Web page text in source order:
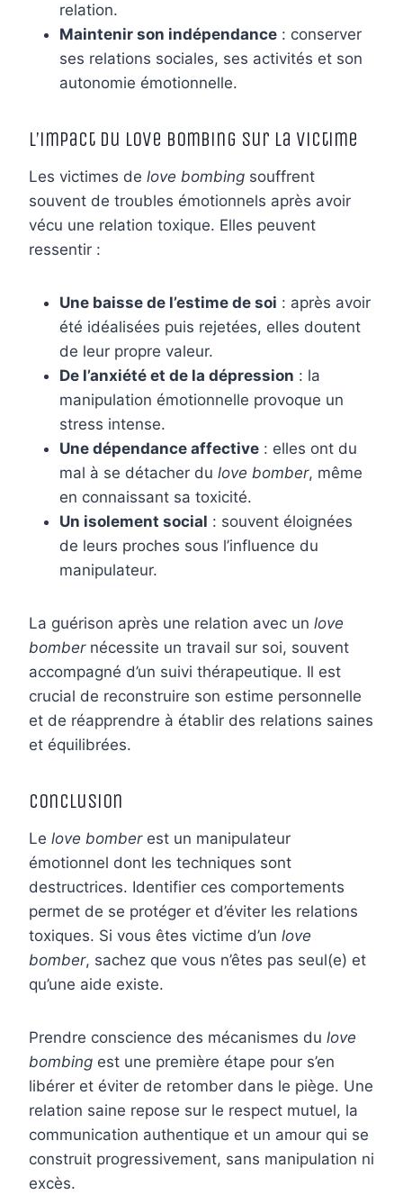
relation.
Maintenir son indépendance : conserver
ses relations sociales, ses activités et son
autonomie émotionnelle.
L’impact du love bombing sur la victime
Les victimes de love bombing souffrent
souvent de troubles émotionnels après avoir
vécu une relation toxique. Elles peuvent
ressentir :
Une baisse de l’estime de soi : après avoir
été idéalisées puis rejetées, elles doutent
de leur propre valeur.
De l’anxiété et de la dépression : la
manipulation émotionnelle provoque un
stress intense.
Une dépendance affective : elles ont du
mal à se détacher du love bomber, même
en connaissant sa toxicité.
Un isolement social : souvent éloignées
de leurs proches sous l’influence du
manipulateur.
La guérison après une relation avec un love
bombernécessite un travail sur soi, souvent
accompagné d’un suivi thérapeutique. Il est
crucial de reconstruire son estime personnelle
et de réapprendre à établir des relations saines
et équilibrées.
Conclusion
Le love bomberest un manipulateur
émotionnel dont les techniques sont
destructrices. Identifier ces comportements
permet de se protéger et d’éviter les relations
toxiques. Si vous êtes victime d’un love
bomber, sachez que vous n’êtes pas seul(e) et
qu’une aide existe.
Prendre conscience des mécanismes du love
bombing est une première étape pour s’en
libérer et éviter de retomber dans le piège. Une
relation saine repose sur le respect mutuel, la
communication authentique et un amour qui se
construit progressivement, sans manipulation ni
excès.